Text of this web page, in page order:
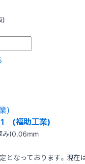
)
(福助工業)
み)0.06mm
となっております。現在